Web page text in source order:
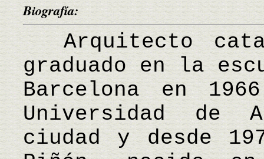
Biografía:
Arquitecto
graduado en la
Barcelona en
Universidad de
ciudad y desde